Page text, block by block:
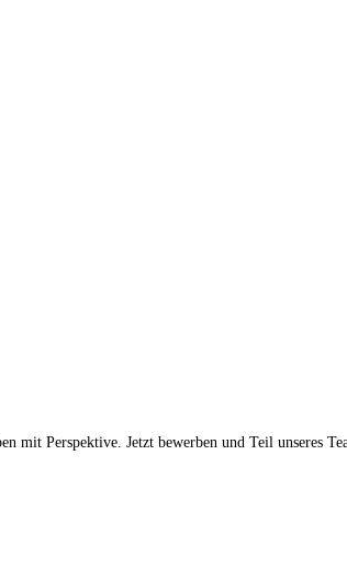
mit Perspektive. Jetzt bewerben und Teil unseres